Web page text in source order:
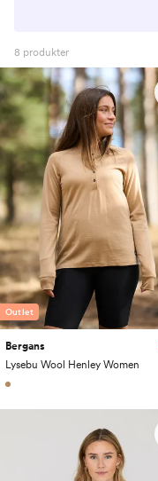
8 produkter
Outlet
Bergans
Lysebu Wool Henley Women